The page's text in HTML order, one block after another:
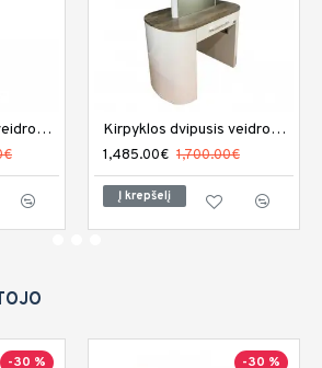
Kirpyklos dvipusis veidrodis DIR Adonis su LED apšvietimu Kirpyklos dvipusis veidrodis REM Capri
1,485.00€ 1,700.00€
Į krepšelį
-30 % -30 %